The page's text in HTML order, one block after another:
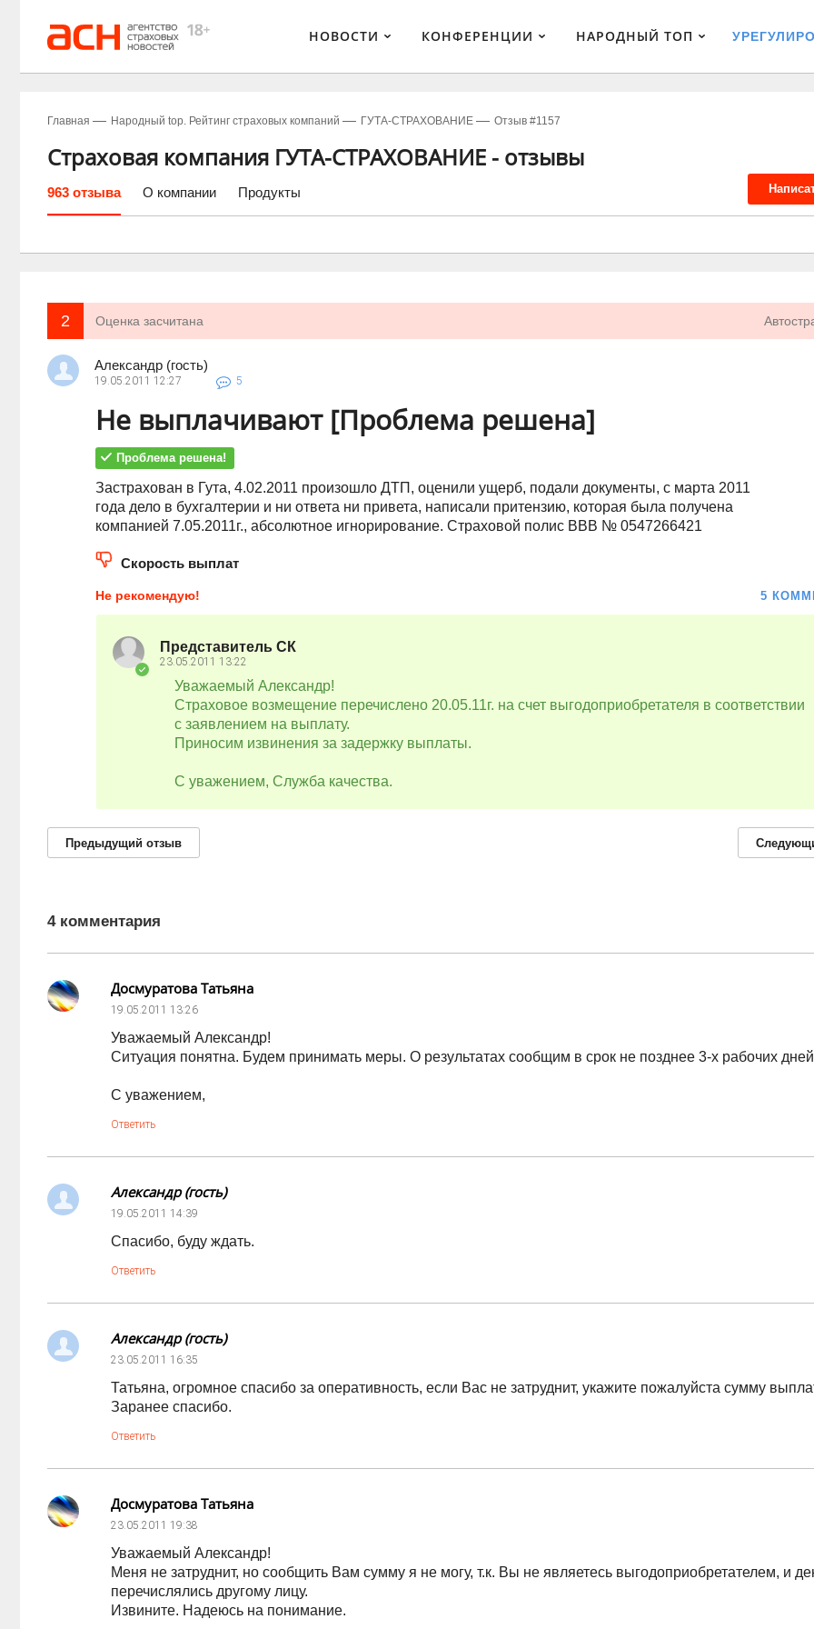
НОВОСТИ КОНФЕРЕНЦИИ НАРОДНЫЙ ТОП
Главная Народный top. Рейтинг страховых компаний ГУТА-СТРАХОВАНИЕ Отзыв #1157
Страховая компания ГУТА-СТРАХОВАНИЕ - отзывы
963 отзыва О компании Продукты
2 Оценка засчитана
Александр (гость)
19.05.2011 12:27 5
Не выплачивают [Проблема решена]
Проблема решена!
Застрахован в Гута, 4.02.2011 произошло ДТП, оценили ущерб, подали документы, с марта 2011
года дело в бухгалтерии и ни ответа ни привета, написали притензию, которая была получена
компанией 7.05.2011г., абсолютное игнорирование. Страховой полис ВВВ № 0547266421
Скорость выплат
Не рекомендую! 5
Представитель СК
23.05.2011 13:22
Уважаемый Александр!
Страховое возмещение перечислено 20.05.11г. на счет выгодоприобретателя в соответствии
с заявлением на выплату.
Приносим извинения за задержку выплаты.
С уважением, Служба качества.
Предыдущий отзыв
4 комментария
Досмуратова Татьяна
19.05.2011 13:26
Уважаемый Александр!
Ситуация понятна. Будем принимать меры. О результатах сообщим в срок не позднее 3-х рабочих
С уважением,
Ответить
Александр (гость)
19.05.2011 14:39
Спасибо, буду ждать.
Ответить
Александр (гость)
23.05.2011 16:35
Татьяна, огромное спасибо за оперативность, если Вас не затруднит, укажите пожалуйста сумму
Заранее спасибо.
Ответить
Досмуратова Татьяна
23.05.2011 19:38
Уважаемый Александр!
Меня не затруднит, но сообщить Вам сумму я не могу, т.к. Вы не являетесь выгодоприобретателем, и
перечислялись другому лицу.
Извините. Надеюсь на понимание.